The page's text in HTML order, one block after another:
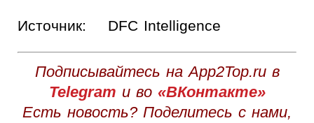
Источник: DFC Intelligence
Подписывайтесь на App2Top.ru в
Telegram и во «ВКонтакте»
Есть новость? Поделитесь с нами,